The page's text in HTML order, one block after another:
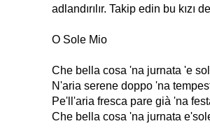
adlandırılır. Takip edin bu kızı
O Sole Mio
Che bella cosa 'na jurnata 'e
N'aria serene doppo 'na
Pe'll'aria fresca pare già 'na
Che bella cosa 'na jurnata